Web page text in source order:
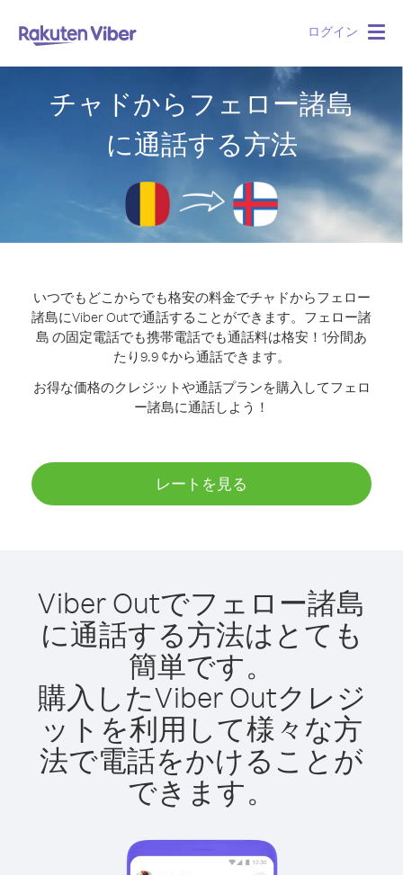
ログイン
チャドからフェロー諸島
に通話する方法
いつでもどこからでも格安の料金でチャドからフェロー
諸島にViber Outで通話することができます。 フェロー諸
島 の固定電話でも携帯電話でも通話料は格安！1分間あ
たり9.9 ¢から通話できます。
お得な価格のクレジットや通話プランを購入してフェロ
ー諸島に通話しよう！
レートを見る
Viber Outでフェロー諸島
に通話する方法はとても
簡単です。
購入したViber Outクレジ
ットを利用して様々な方
法で電話をかけることが
できます。